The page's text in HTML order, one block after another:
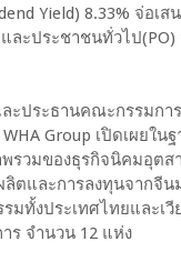
Yield) 8.33% จ่อเ
ละประชาชนทั่วไป
ะประธานคณะกรรมกา
Group เปิดเผยใน
รวมของธุรกิจนิคมอุต
ตและการลงทุนจากจีน
ทั้งประเทศไทยและเวี
ร จำนวน 12 แห่ง